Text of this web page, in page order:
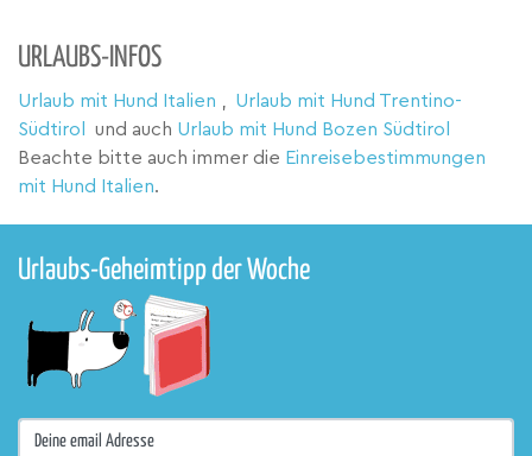
URLAUBS-INFOS
Urlaub mit Hund Italien , Urlaub mit Hund Trentino-
Südtirol
und auch Urlaub mit Hund Bozen Südtirol
Beachte bitte auch immer die Einreisebestimmungen
mit Hund Italien.
Urlaubs-Geheimtipp der Woche